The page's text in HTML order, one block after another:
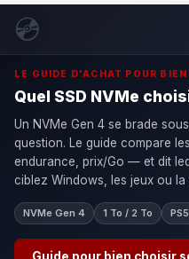
💿
LE GUIDE D'ACHAT POUR
Quel SSD NVMe
Un NVMe Gen 4 se brade
question. Le guide compare
endurance, prix/Go — et dit
ciblez Windows, les jeux ou la
NVMe Gen 4 1 To / 2 To